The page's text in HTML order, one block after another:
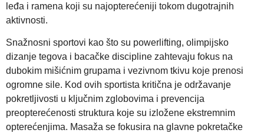
leđa i ramena koji su najopterećeniji tokom dugotrajnih
aktivnosti.
Snažnosni sportovi kao što su powerlifting, olimpijsko
dizanje tegova i bacačke discipline zahtevaju fokus na
dubokim mišićnim grupama i vezivnom tkivu koje prenosi
ogromne sile. Kod ovih sportista kritična je održavanje
pokretljivosti u ključnim zglobovima i prevencija
preopterećenosti struktura koje su izložene ekstremnim
opterećenjima. Masaža se fokusira na glavne pokretačke